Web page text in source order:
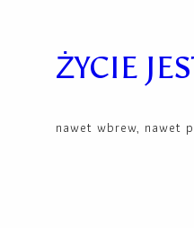
contentŻYCIE
nawet wbrew, nawet